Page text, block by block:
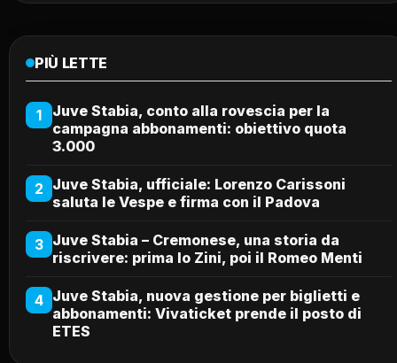
PIÙ LETTE
1
Juve Stabia, conto alla rovescia per la
campagna abbonamenti: obiettivo quota
3.000
2 Juve Stabia, ufficiale: Lorenzo Carissoni
saluta le Vespe e firma con il Padova
3 Juve Stabia – Cremonese, una storia da
riscrivere: prima lo Zini, poi il Romeo Menti
4 Juve Stabia, nuova gestione per biglietti e
abbonamenti: Vivaticket prende il posto di
ETES